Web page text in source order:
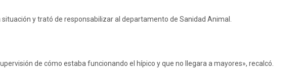
y trató de responsabilizar al departamento de Sanidad Animal.
de cómo estaba funcionando el hípico y que no llegara a mayores», recalcó.